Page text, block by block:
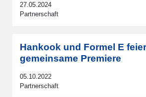
27.05.2024
Partnerschaft
Hankook und Formel E
gemeinsame Premiere
05.10.2022
Partnerschaft